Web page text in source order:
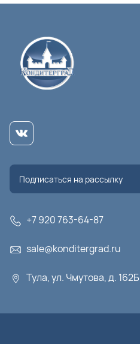
+7 920 763-64-87
sale@konditergrad.ru
Тула, ул. Чмутова, д. 162Б